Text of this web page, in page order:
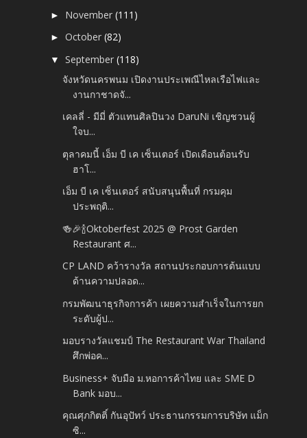
► November(111)
►October(82)
▼September(118)
จังหวัดนครพนม เปิดงานประเพณีไหลเรือไฟและ
งานกาชาดจั...
เคลลี่ - มีมี่ ตัวแทนศิลปินวง DaruNi เชิญชวนผู้
ใจบ...
ตุลาคมนี้ เอ็ม บี เค เซ็นเตอร์ เปิดเดือนต้อนรับ
ฮาโ...
เอ็ม บี เค เซ็นเตอร์ สนับสนุนพื้นที่ กรมคุม
ประพฤติ...
🍻🎉🍾Oktoberfest 2025 @ Prost Garden
Restaurant ศ...
CP LAND คว้ารางวัล สถานประกอบการต้นแบบ
ด้านความปลอด...
กรมพัฒนาธุรกิจการค้า เผยความสำเร็จในการยก
ระดับผู้ป...
มอบรางวัลแชมป์ The Restaurant War Thailand
ศึกพ่อค...
Business+ จับมือ ม.หอการค้าไทย และ SME D
Bank มอบ...
คุณศุภกิตติ์ กันอุปัทว์ ประธานกรรมการบริษัท แม็ก
ซิ...